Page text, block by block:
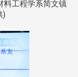
工程学系简文镇
)​​​​​​​